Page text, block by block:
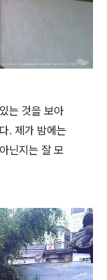
는 것을 보아
. 제가 밤에는
닌지는 잘 모